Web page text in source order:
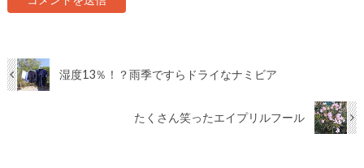
湿度13％！？雨季ですらドライなナミビア
たくさん笑ったエイプリルフール